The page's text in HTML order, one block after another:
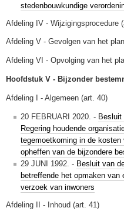
stedenbouwkundige
Afdeling IV - Wijzigingsprocedure
Afdeling V - Gevolgen van het
Afdeling VI - Opvolging van het
Hoofdstuk V - Bijzonder
Afdeling I - Algemeen (art. 40)
20 FEBRUARI 2020. - Besluit
Regering houdende
tegemoetkoming in de
opheffen van de bijzondere
29 JUNI 1992. - Besluit van
betreffende het opmaken van
verzoek van inwoners
Afdeling II - Inhoud (art. 41)